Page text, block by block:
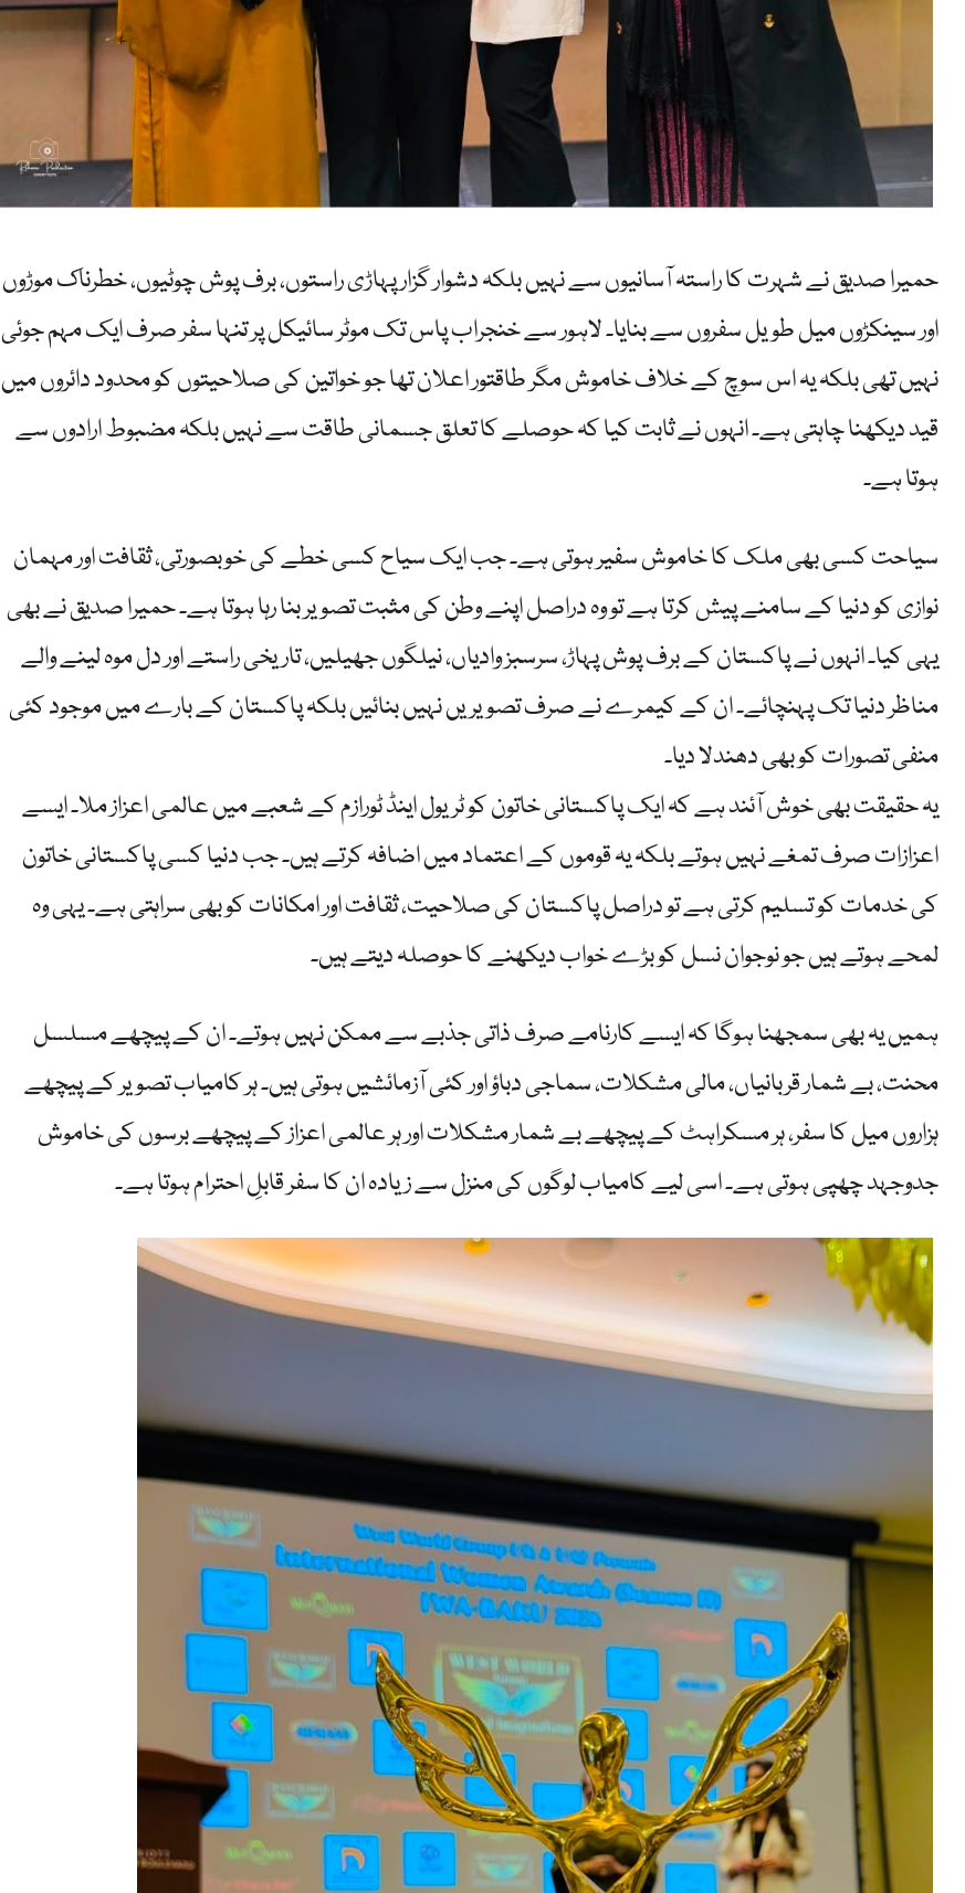
حمیرا صدیق نے شہرت کا راستہ آسانیوں سے نہیں بلکہ دشوار گزار پہاڑی راستوں، برف پوش چوٹیوں، خطرناک موڑوں
اور سینکڑوں میل طویل سفروں سے بنایا۔ لاہور سے خنجراب پاس تک موٹر سائیکل پر تنہا سفر صرف ایک مہم جوئی
نہیں تھی بلکہ یہ اس سوچ کے خلاف خاموش مگر طاقتور اعلان تھا جو خواتین کی صلاحیتوں کو محدود دائروں میں
قید دیکھنا چاہتی ہے۔ انہوں نے ثابت کیا کہ حوصلے کا تعلق جسمانی طاقت سے نہیں بلکہ مضبوط ارادوں سے
ہوتا ہے۔
سیاحت کسی بھی ملک کا خاموش سفیر ہوتی ہے۔ جب ایک سیاح کسی خطے کی خوبصورتی، ثقافت اور مہمان
نوازی کو دنیا کے سامنے پیش کرتا ہے تو وہ دراصل اپنے وطن کی مثبت تصویر بنا رہا ہوتا ہے۔ حمیرا صدیق نے بھی
یہی کیا۔ انہوں نے پاکستان کے برف پوش پہاڑ، سرسبز وادیاں، نیلگوں جھیلیں، تاریخی راستے اور دل موہ لینے والے
مناظر دنیا تک پہنچائے۔ ان کے کیمرے نے صرف تصویریں نہیں بنائیں بلکہ پاکستان کے بارے میں موجود کئی
منفی تصورات کو بھی دھندلا دیا۔
یہ حقیقت بھی خوش آئند ہے کہ ایک پاکستانی خاتون کو ٹریول اینڈ ٹورازم کے شعبے میں عالمی اعزاز ملا۔ ایسے
اعزازات صرف تمغے نہیں ہوتے بلکہ یہ قوموں کے اعتماد میں اضافہ کرتے ہیں۔ جب دنیا کسی پاکستانی خاتون
کی خدمات کو تسلیم کرتی ہے تو دراصل پاکستان کی صلاحیت، ثقافت اور امکانات کو بھی سراہتی ہے۔ یہی وہ
لمحے ہوتے ہیں جو نوجوان نسل کو بڑے خواب دیکھنے کا حوصلہ دیتے ہیں۔
ہمیں یہ بھی سمجھنا ہوگا کہ ایسے کارنامے صرف ذاتی جذبے سے ممکن نہیں ہوتے۔ ان کے پیچھے مسلسل
محنت، بے شمار قربانیاں، مالی مشکلات، سماجی دباؤ اور کئی آزمائشیں ہوتی ہیں۔ ہر کامیاب تصویر کے پیچھے
ہزاروں میل کا سفر، ہر مسکراہٹ کے پیچھے بے شمار مشکلات اور ہر عالمی اعزاز کے پیچھے برسوں کی خاموش
جدوجہد چھپی ہوتی ہے۔ اسی لیے کامیاب لوگوں کی منزل سے زیادہ ان کا سفر قابلِ احترام ہوتا ہے۔